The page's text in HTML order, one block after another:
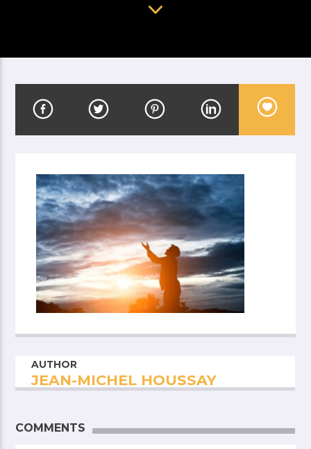
AUTHOR
JEAN-MICHEL HOUSSAY
COMMENTS